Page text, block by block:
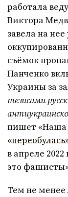
работала
Виктора
завела на
съёмок
Панченко
Украины за
тезисами
пишет «Наша
«
в апреле 2022
это
Тем не менее